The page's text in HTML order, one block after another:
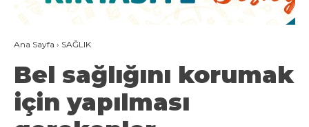
SİYASET
ÖZEL HABER
EKONOMİ
Ana Sayfa › SAĞLIK
Bel sağlığını korumak
için yapılması